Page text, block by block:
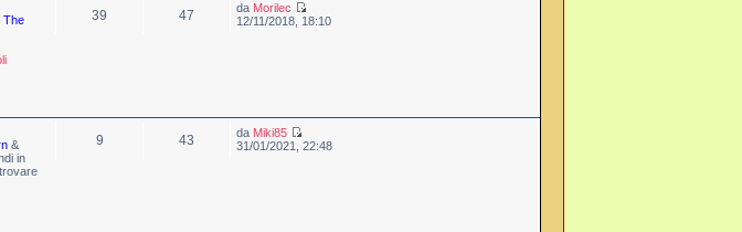
The
39 47 da Morilec
12/11/2018, 18:10
&
in
9 43 da Miki85
31/01/2021, 22:48